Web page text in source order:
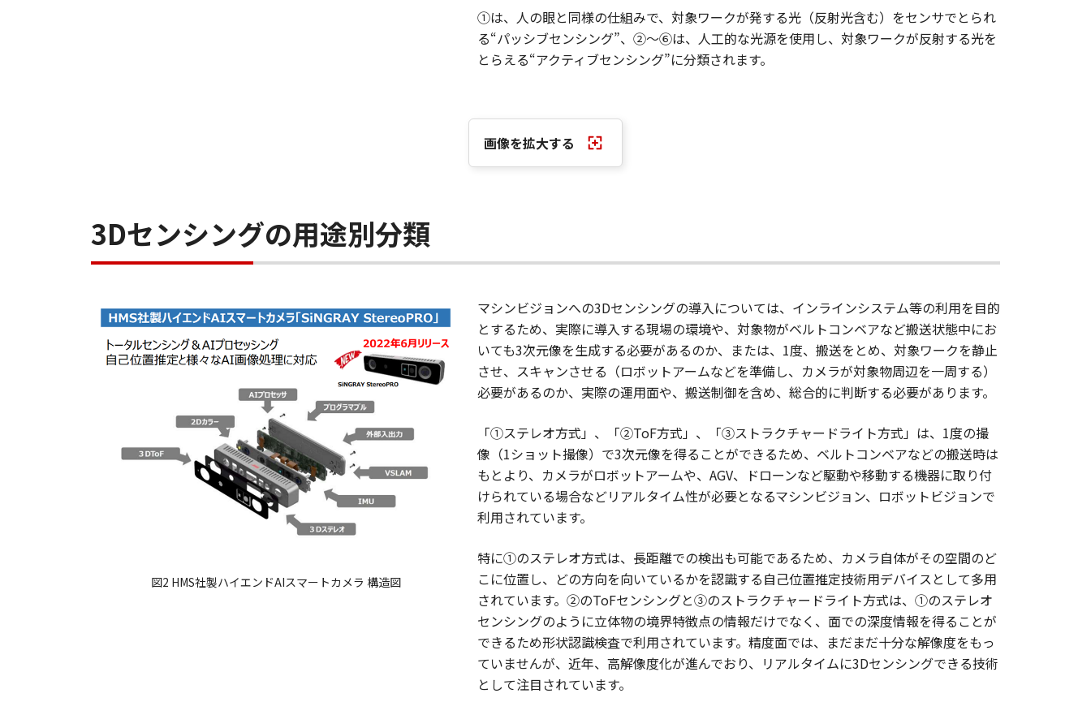
①は、人の眼と同様の仕組みで、対象ワークが発する光（反射光含む）をセンサでとられ
る“パッシブセンシング”、②～⑥は、人工的な光源を使用し、対象ワークが反射する光を
とらえる“アクティブセンシング”に分類されます。
画像を拡大する
3Dセンシングの用途別分類
図2 HMS社製ハイエンドAIスマートカメラ 構造図
マシンビジョンへの3Dセンシングの導入については、インラインシステム等の利用を目的
とするため、実際に導入する現場の環境や、対象物がベルトコンベアなど搬送状態中にお
いても3次元像を生成する必要があるのか、または、1度、搬送をとめ、対象ワークを静止
させ、スキャンさせる（ロボットアームなどを準備し、カメラが対象物周辺を一周する）
必要があるのか、実際の運用面や、搬送制御を含め、総合的に判断する必要があります。
「①ステレオ方式」、「②ToF方式」、「③ストラクチャードライト方式」は、1度の撮
像（1ショット撮像）で3次元像を得ることができるため、ベルトコンベアなどの搬送時は
もとより、カメラがロボットアームや、AGV、ドローンなど駆動や移動する機器に取り付
けられている場合などリアルタイム性が必要となるマシンビジョン、ロボットビジョンで
利用されています。
特に①のステレオ方式は、長距離での検出も可能であるため、カメラ自体がその空間のど
こに位置し、どの方向を向いているかを認識する自己位置推定技術用デバイスとして多用
されています。②のToFセンシングと③のストラクチャードライト方式は、①のステレオ
センシングのように立体物の境界特徴点の情報だけでなく、面での深度情報を得ることが
できるため形状認識検査で利用されています。精度面では、まだまだ十分な解像度をもっ
ていませんが、近年、高解像度化が進んでおり、リアルタイムに3Dセンシングできる技術
として注目されています。